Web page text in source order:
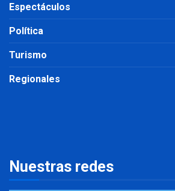
Espectáculos
Política
Turismo
Regionales
Nuestras redes